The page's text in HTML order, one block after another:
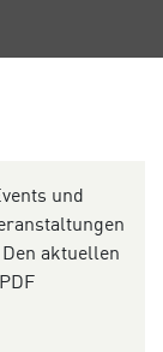
und
aktuellen